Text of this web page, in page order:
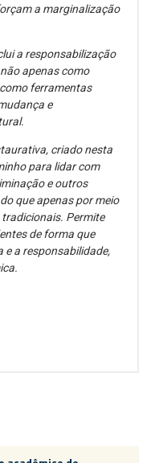
a marginalização
a responsabilização
apenas como
ferramentas
e
criado nesta
para lidar com
e outros
que apenas por meio
Permite
de forma que
e a responsabilidade,